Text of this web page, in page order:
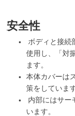
安全性
ボディと接続
使用し、「対
ます。
本体カバーは
策をしています
内部にはサー
います。